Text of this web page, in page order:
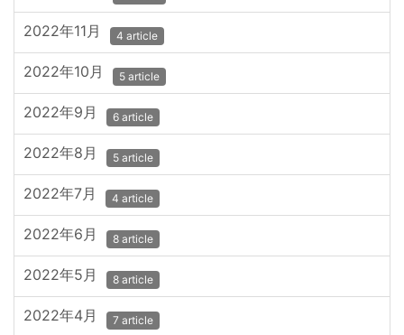
2022年11月 4 article
2022年10月 5 article
2022年9月 6 article
2022年8月 5 article
2022年7月 4 article
2022年6月 8 article
2022年5月 8 article
2022年4月 7 article